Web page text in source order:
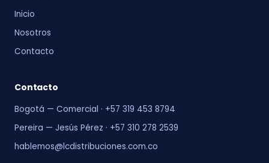
Inicio
Nosotros
Contacto
Contacto
Bogotá — Comercial · +57 319 453 8794
Pereira — Jesús Pérez · +57 310 278 2539
hablemos@lcdistribuciones.com.co